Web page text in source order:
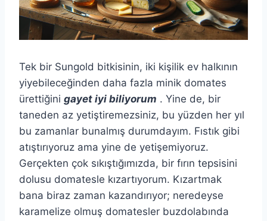
Tek bir Sungold bitkisinin, iki kişilik ev halkının
yiyebileceğinden daha fazla minik domates
ürettiğini gayet iyi biliyorum . Yine de, bir
taneden az yetiştiremezsiniz, bu yüzden her yıl
bu zamanlar bunalmış durumdayım. Fıstık gibi
atıştırıyoruz ama yine de yetişemiyoruz.
Gerçekten çok sıkıştığımızda, bir fırın tepsisini
dolusu domatesle kızartıyorum. Kızartmak
bana biraz zaman kazandırıyor; neredeyse
karamelize olmuş domatesler buzdolabında